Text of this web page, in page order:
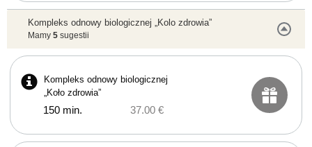
Kompleks odnowy biologicznej „Kolo zdrowia”
Mamy 5sugestii
Kompleks odnowy biologicznej
„Koło zdrowia”
150 min. 37.00 €